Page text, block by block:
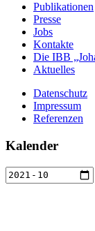
Publikationen
Presse
Jobs
Kontakte
Die IBB
Aktuelles
Datenschutz
Impressum
Referenzen
Kalender